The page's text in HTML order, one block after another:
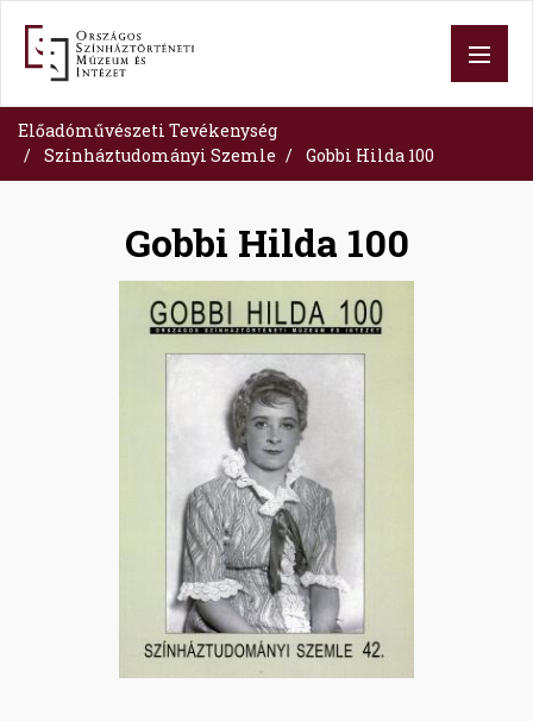
tartalomra
Előadóművészeti Tevékenység
Színháztudományi Szemle
Gobbi Hilda 100
Gobbi Hilda 100